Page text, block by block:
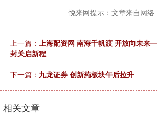
悦来网提示：文章来自网络
上一篇： 上海配资网 南海千帆渡 开放向未
封关启新程
下一篇： 九龙证券 创新药板块午后拉升
相关文章